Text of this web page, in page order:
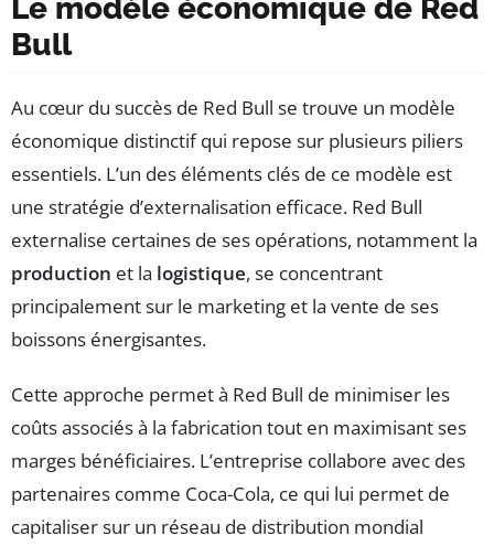
Le modèle économique de Red
Bull
Au cœur du succès de Red Bull se trouve un modèle
économique distinctif qui repose sur plusieurs piliers
essentiels. L’un des éléments clés de ce modèle est
une stratégie d’externalisation efficace. Red Bull
externalise certaines de ses opérations, notamment la
production et la logistique, se concentrant
principalement sur le marketing et la vente de ses
boissons énergisantes.
Cette approche permet à Red Bull de minimiser les
coûts associés à la fabrication tout en maximisant ses
marges bénéficiaires. L’entreprise collabore avec des
partenaires comme Coca-Cola, ce qui lui permet de
capitaliser sur un réseau de distribution mondial